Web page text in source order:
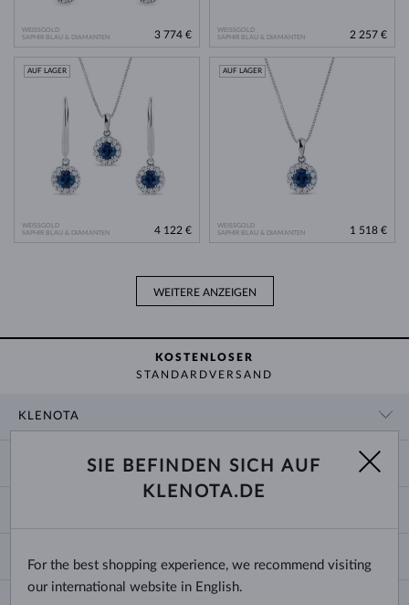
WEISSGOLD
SAPHIR BLAU & DIAMANTEN
3 774 €
WEISSGOLD
SAPHIR BLAU & DIAMANTEN
2 257 €
WEISSGOLD
SAPHIR BLAU & DIAMANTEN
AUF LAGER
4 122 €
WEISSGOLD
SAPHIR BLAU & DIAMANTEN
AUF LAGER
1 518 €
WEITERE ANZEIGEN
KOSTENLOSER
STANDARDVERSAND
KLENOTA
BLOG
ZAHLUNG UND VERSAND
TRAURINGE AUSWÄHLEN
ECHTHEITSZERTIFIKATE
KETTENGRÖSSEN UND -ARTEN
ARMBANDGRÖSSEN
Deutschland & Österreich
SIE BEFINDEN SICH AUF
KLENOTA.DE
For the best shopping experience, we recommend visiting
our international website in English.